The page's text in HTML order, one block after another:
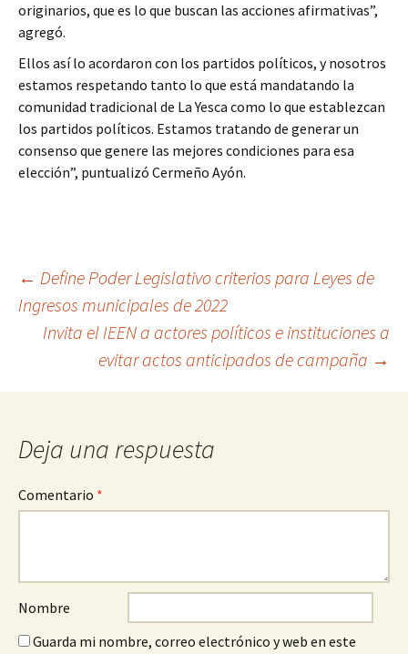
originarios, que es lo que buscan las acciones afirmativas”,
agregó.
Ellos así lo acordaron con los partidos políticos, y nosotros
estamos respetando tanto lo que está mandatando la
comunidad tradicional de La Yesca como lo que establezcan
los partidos políticos. Estamos tratando de generar un
consenso que genere las mejores condiciones para esa
elección”, puntualizó Cermeño Ayón.
entrada
← Define Poder Legislativo criterios para Leyes de
Ingresos municipales de 2022
Invita el IEEN a actores políticos e instituciones a
evitar actos anticipados de campaña →
Deja una respuesta
Comentario *
Nombre
Guarda mi nombre, correo electrónico y web en este